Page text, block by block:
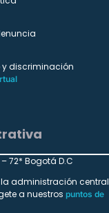
discriminación
72* Bogotá D.C
administración central
a nuestros puntos de